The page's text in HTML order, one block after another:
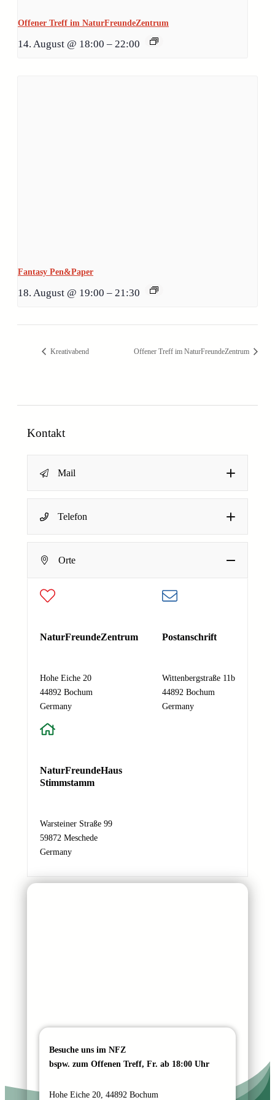
Offener Treff im NaturFreundeZentrum
14. August @ 18:00 – 22:00
Fantasy Pen&Paper
18. August @ 19:00 – 21:30
Kreativabend Offener Treff im NaturFreundeZentrum
Kontakt
Mail
E-Mail-Adresse
-
i
l
-
d
s
N
a
m
N
Absenden
Telefon
Orte
NaturFreundeZentrum
Hohe Eiche 20
44892 Bochum
Germany
Postanschrift
Wittenbergstraße 11b
44892 Bochum
Germany
NaturFreundeHaus
Stimmstamm
Warsteiner Straße 99
59872 Meschede
Germany
Besuche uns im NFZ
bspw. zum Offenen Treff, Fr. ab 18:00 Uhr
Hohe Eiche 20, 44892 Bochum